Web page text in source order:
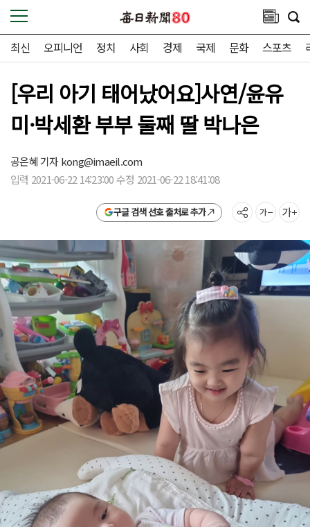
최신 오피니언 정치 사회 경제 국제 문화 스포츠
[우리 아기 태어났어요]사연/윤유
미·박세환 부부 둘째 딸 박나은
공은혜 기자kong@imaeil.com
입력 2021-06-22 14:23:00 수정 2021-06-22 18:41:08
구글 검색 선호 출처로 추가